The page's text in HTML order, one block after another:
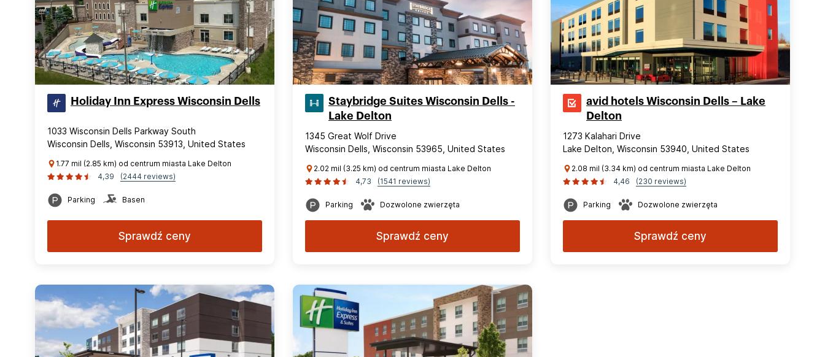
Holiday Inn Express Wisconsin Dells
1033 Wisconsin Dells Parkway South
Wisconsin Dells, Wisconsin 53913, United States
1.77 mil (2.85 km) od centrum miasta Lake Delton
4,39
(2444 reviews)
Parking Basen
Sprawdź ceny
Staybridge Suites Wisconsin Dells -
Lake Delton
1345 Great Wolf Drive
Wisconsin Dells, Wisconsin 53965, United States
2.02 mil (3.25 km) od centrum miasta Lake Delton
4,73
(1541 reviews)
Parking Dozwolone zwierzęta
Sprawdź ceny
avid hotels Wisconsin Dells – Lake
Delton
1273 Kalahari Drive
Lake Delton, Wisconsin 53940, United States
2.08 mil (3.34 km) od centrum miasta Lake Delton
4,46
(230 reviews)
Parking Dozwolone zwierzęta
Sprawdź ceny